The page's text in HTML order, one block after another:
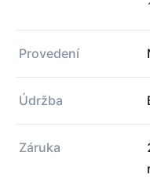
Provedení
Údržba
Záruka